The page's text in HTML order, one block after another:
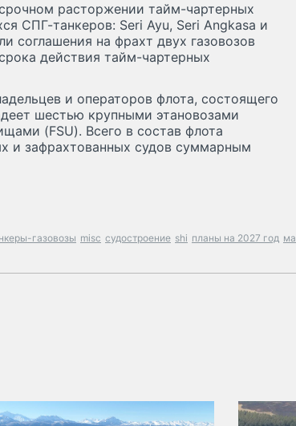
расторжении тайм-чартерных
СПГ-танкеров: Seri Ayu, Seri Angkasa и
соглашения на фрахт двух газовозов
действия тайм-чартерных
и операторов флота, состоящего
шестью крупными этановозами
(FSU). Всего в состав флота
и зафрахтованных судов суммарным
газовозы misc судостроение shi планы на 2027 год